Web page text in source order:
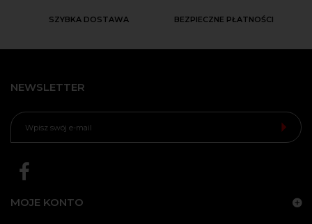
SZYBKA DOSTAWA BEZPIECZNE PŁATNOŚCI
NEWSLETTER
MOJE KONTO